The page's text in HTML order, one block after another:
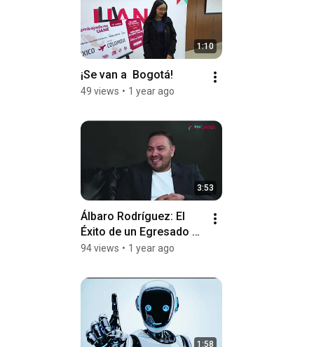
1:10
¡Se van a  Bogotá!
49 views • 1 year ago
3:53
Álbaro Rodríguez: El
Éxito de un Egresado
UANE Saltillo 🎓🌟
94 views • 1 year ago
1:58